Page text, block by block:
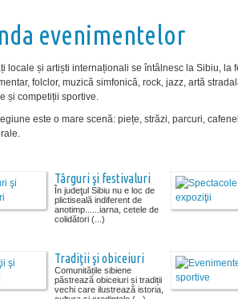
evenimentelor
locale și artiști internaționali se întâlnesc la Sibiu, la
folclor, muzică simfonică, rock, jazz, artă
și competiții sportive.
este o mare scenă: piețe, străzi, parcuri,
Târguri şi festivaluri
În judeţul Sibiu nu e loc de
plictiseală indiferent de
anotimp......iarna, cetele de
colidători (...)
Tradiţii şi obiceiuri
Comunitățile sibiene
păstrează obiceiuri și tradiții
vechi care ilustrează istoria,